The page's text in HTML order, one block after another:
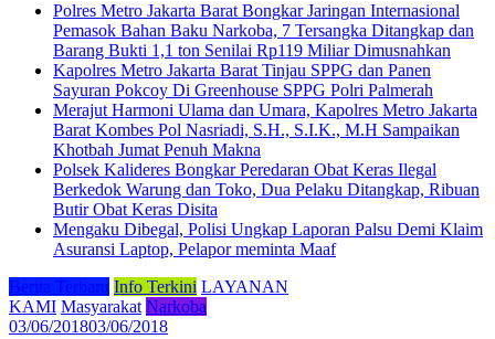
Polres Metro Jakarta Barat Bongkar Jaringan Internasional
Pemasok Bahan Baku Narkoba, 7 Tersangka Ditangkap dan
Barang Bukti 1,1 ton Senilai Rp119 Miliar Dimusnahkan
Kapolres Metro Jakarta Barat Tinjau SPPG dan Panen
Sayuran Pokcoy Di Greenhouse SPPG Polri Palmerah
Merajut Harmoni Ulama dan Umara, Kapolres Metro Jakarta
Barat Kombes Pol Nasriadi, S.H., S.I.K., M.H Sampaikan
Khotbah Jumat Penuh Makna
Polsek Kalideres Bongkar Peredaran Obat Keras Ilegal
Berkedok Warung dan Toko, Dua Pelaku Ditangkap, Ribuan
Butir Obat Keras Disita
Mengaku Dibegal, Polisi Ungkap Laporan Palsu Demi Klaim
Asuransi Laptop, Pelapor meminta Maaf
Berita Terbaru Info Terkini LAYANAN
KAMI Masyarakat Narkoba
03/06/201803/06/2018